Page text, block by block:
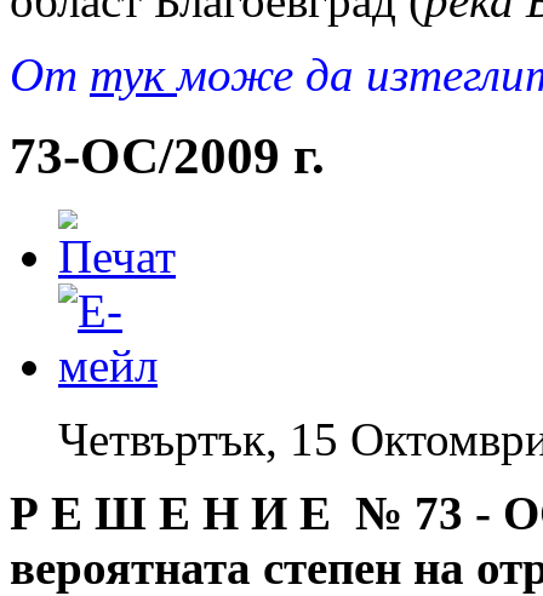
Oт тукможе да
73-ОС/2009 г.
Четвъртък, 15
Р Е Ш Е Н И Е № 73 -
вероятната степен на